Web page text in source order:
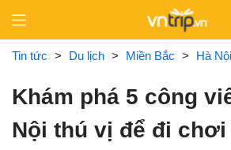
content
Tin tức > Du lịch > Miền Bắc > Hà Nội
Khám phá 5 công
Nội thú vị để đi